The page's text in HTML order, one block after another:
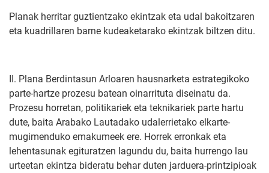
Planak herritar guztientzako ekintzak eta udal bakoitzaren
eta kuadrillaren barne kudeaketarako ekintzak biltzen ditu.
II. Plana Berdintasun Arloaren hausnarketa estrategikoko
parte-hartze prozesu batean oinarrituta diseinatu da.
Prozesu horretan, politikariek eta teknikariek parte hartu
dute, baita Arabako Lautadako udalerrietako elkarte-
mugimenduko emakumeek ere. Horrek erronkak eta
lehentasunak egituratzen lagundu du, baita hurrengo lau
urteetan ekintza bideratu behar duten jarduera-printzipioak